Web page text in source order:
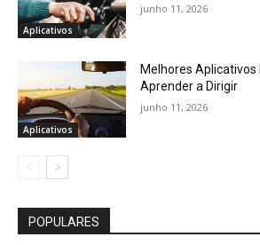
Aplicativos
junho 11, 2026
Aplicativos
Melhores Aplicativos
Aprender a Dirigir
junho 11, 2026
POPULARES